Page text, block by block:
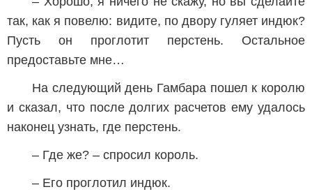
так, как я повелю: видите, по двору гуляет индюк?
Пусть он проглотит перстень. Остальное
предоставьте мне…
На следующий день Гамбара пошел к королю
и сказал, что после долгих расчетов ему удалось
наконец узнать, где перстень.
– Где же? – спросил король.
– Его проглотил индюк.